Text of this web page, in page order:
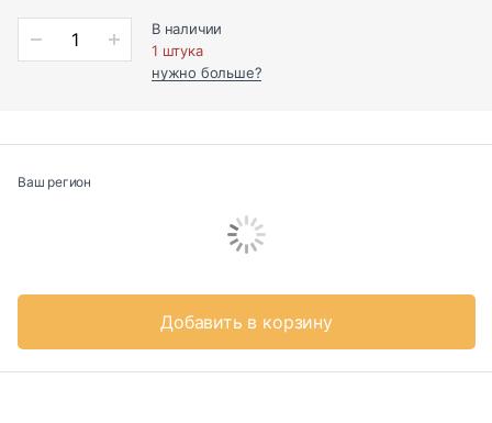
В наличии
1 штука
нужно больше?
Ваш регион
Добавить в корзину